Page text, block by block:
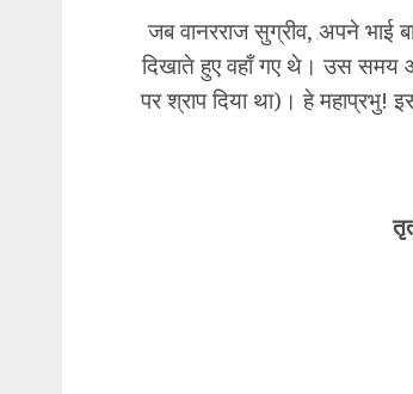
जब वानरराज सुग्रीव, अपने भाई
दिखाते हुए वहाँ गए थे। उस समय
पर श्राप दिया था)। हे